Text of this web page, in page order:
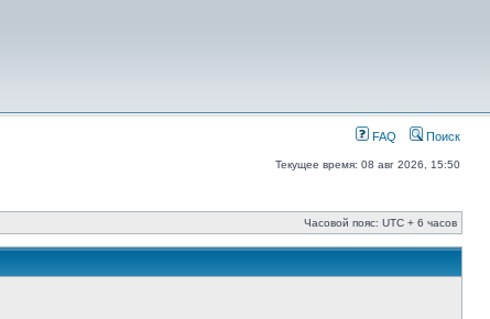
FAQ Поиск
Текущее время: 08 авг 2026, 15:50
Часовой пояс: UTC + 6 часов